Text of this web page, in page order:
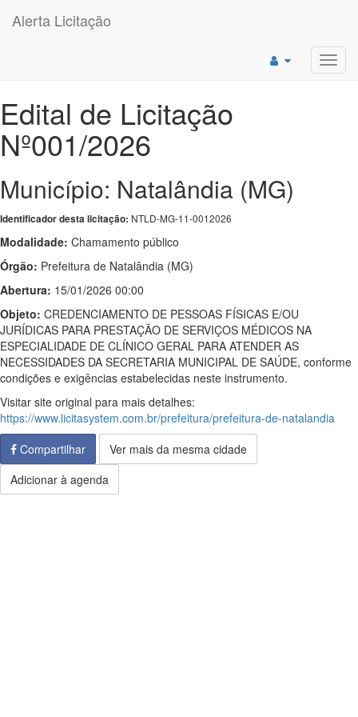
Alerta Licitação
Edital de Licitação
Nº001/2026
Município: Natalândia (MG)
Identificador desta licitação: NTLD-MG-11-0012026
Modalidade: Chamamento público
Órgão: Prefeitura de Natalândia (MG)
Abertura: 15/01/2026 00:00
Objeto: CREDENCIAMENTO DE PESSOAS FÍSICAS E/OU
JURÍDICAS PARA PRESTAÇÃO DE SERVIÇOS MÉDICOS NA
ESPECIALIDADE DE CLÍNICO GERAL PARA ATENDER AS
NECESSIDADES DA SECRETARIA MUNICIPAL DE SAÚDE, conforme
condições e exigências estabelecidas neste instrumento.
Visitar site original para mais detalhes:
https://www.licitasystem.com.br/prefeitura/prefeitura-de-natalandia
Compartilhar
Ver mais da mesma cidade
Adicionar à agenda